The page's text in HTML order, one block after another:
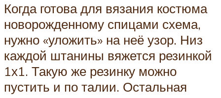
Когда готова для вязания костюма
новорожденному спицами схема,
нужно «уложить» на неё узор. Низ
каждой штанины вяжется резинкой
1х1. Такую же резинку можно
пустить и по талии. Остальная